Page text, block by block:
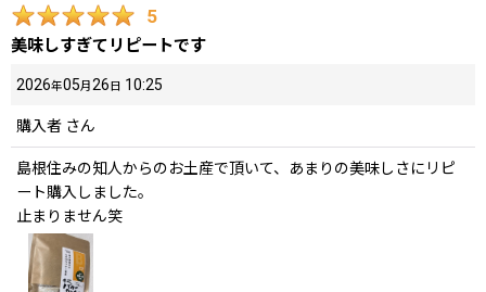
5
美味しすぎてリピートです
2026年05月 26 日 10:25
購入者 さん
島根住みの知人からのお土産で頂いて、あまりの美味しさにリピ
ート購入しました。
止まりません笑